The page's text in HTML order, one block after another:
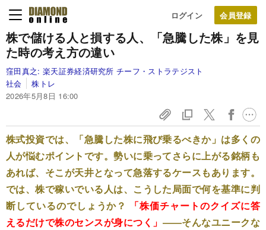
ログイン
株で儲ける人と損する人、「急騰した株」を見
た時の考え方の違い
窪田真之: 楽天証券経済研究所 チーフ・ストラテジスト
社会
株トレ
2026年5月8日 16:00
株式投資では、「急騰した株に飛び乗るべきか」は多くの
人が悩むポイントです。勢いに乗ってさらに上がる銘柄も
あれば、そこが天井となって急落するケースもあります。
では、株で稼いでいる人は、こうした局面で何を基準に判
断しているのでしょうか？
「株価チャートのクイズに答
えるだけで株のセンスが身につく」 ――そんなユニークな